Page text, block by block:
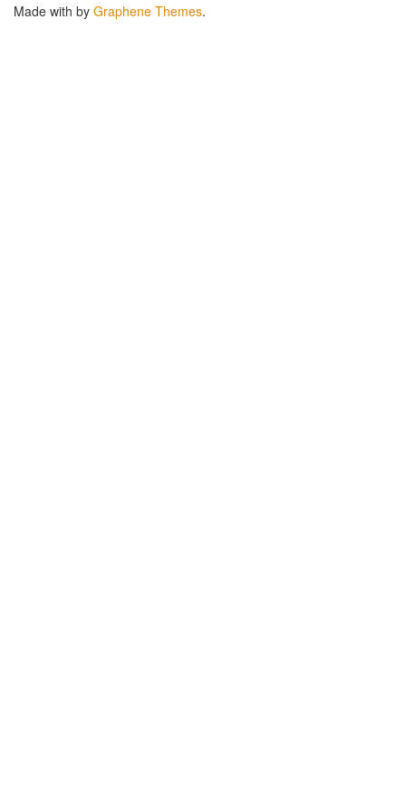
Made with by Graphene Themes.